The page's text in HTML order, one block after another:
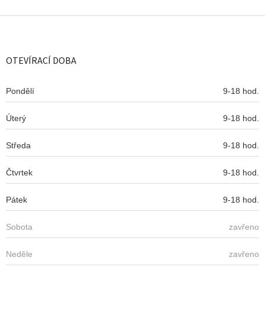
Z
OTEVÍRACÍ DOBA
Pondělí 9-18 hod.
Úterý 9-18 hod.
Středa 9-18 hod.
Čtvrtek 9-18 hod.
Pátek 9-18 hod.
Sobota zavřeno
Neděle zavřeno